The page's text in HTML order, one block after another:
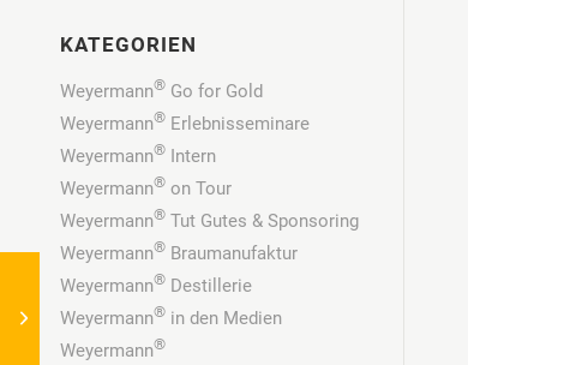
KATEGORIEN
Weyermann® Go for Gold
Weyermann® Erlebnisseminare
Weyermann® Intern
Weyermann® on Tour
Weyermann® Tut Gutes & Sponsoring
Weyermann® Braumanufaktur
Weyermann® Destillerie
Weyermann® in den Medien
Weyermann®
Clingen erstrahlt in Rot
und Gelb!